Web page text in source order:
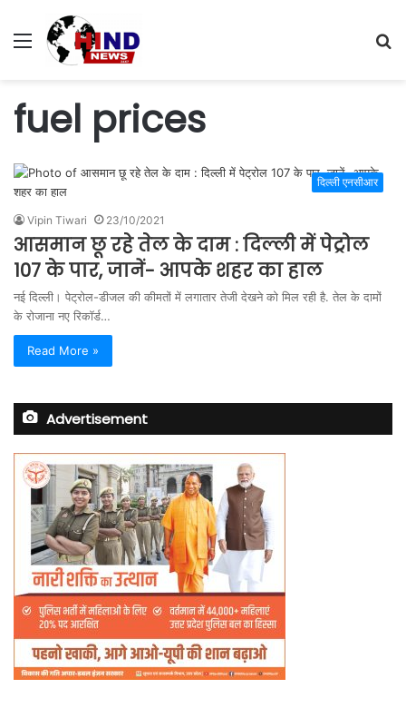
Menu
fuel prices
दिल्ली एनसीआर
Vipin Tiwari 23/10/2021
आसमान छू रहे तेल के दाम : दिल्ली में पेट्रोल
107 के पार, जानें- आपके शहर का हाल
नई दिल्ली। पेट्रोल-डीजल की कीमतों में लगातार तेजी देखने को मिल रही है. तेल के दामों
के रोजाना नए रिकॉर्ड…
Read More »
Advertisement